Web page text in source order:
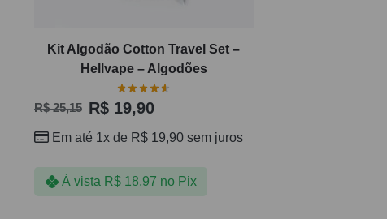
Kit Algodão Cotton Travel Set –
Hellvape – Algodões
R$25,15 R$ 19,90
Em até 1x de R$ 19,90 sem juros
À vista R$18,97 no Pix